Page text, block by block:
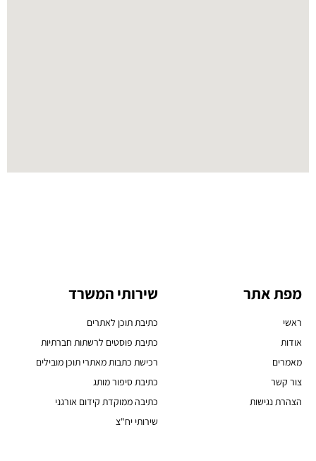
מפת אתר
ראשי
אודות
מאמרים
צור קשר
הצהרת נגישות
שירותי המשרד
כתיבת תוכן לאתרים
כתיבת פוסטים לרשתות חברתיות
רכישת כתבות מאתרי תוכן מובילים
כתיבת סיפור מותג
כתיבה ממוקדת קידום אורגני
שירותי יח"צ